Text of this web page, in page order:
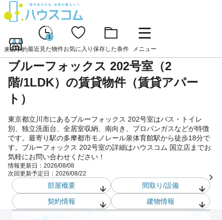
来店予約
1
最近見た物件お気に入り 保存した条件 メニュー
ブルーフォックス 202号室（2
階/1LDK）の賃貸物件（賃貸アパー
ト）
東京都立川市にあるブルーフォックス 202号室はバス・トイレ
別、独立洗面台、全居室収納、南向き、プロパンガスなどが特徴
です。最寄り駅の多摩都市モノレール泉体育館駅から徒歩18分で
す。ブルーフォックス 202号室の詳細はハウスコム 国立店までお
気軽にお問い合わせください！
情報更新日： 2026/08/08
次回更新予定日： 2026/08/22
部屋概要
間取り/設備
契約情報
建物情報